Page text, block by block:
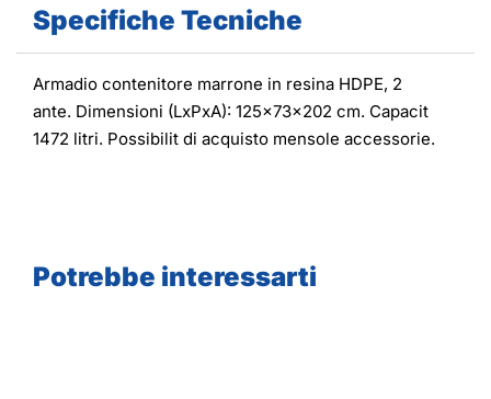
Specifiche Tecniche
Armadio contenitore marrone in resina HDPE, 2
ante. Dimensioni (LxPxA): 125x73x202 cm. Capacit
1472 litri. Possibilit di acquisto mensole accessorie.
Potrebbe interessarti